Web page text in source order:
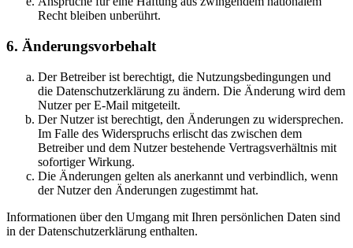
Recht bleiben unberührt.
6. Änderungsvorbehalt
Der Betreiber ist berechtigt, die Nutzungsbedingungen und
die Datenschutzerklärung zu ändern. Die Änderung wird dem
Nutzer per E-Mail mitgeteilt.
Der Nutzer ist berechtigt, den Änderungen zu widersprechen.
Im Falle des Widerspruchs erlischt das zwischen dem
Betreiber und dem Nutzer bestehende Vertragsverhältnis mit
sofortiger Wirkung.
Die Änderungen gelten als anerkannt und verbindlich, wenn
der Nutzer den Änderungen zugestimmt hat.
Informationen über den Umgang mit Ihren persönlichen Daten sind
in der Datenschutzerklärung enthalten.